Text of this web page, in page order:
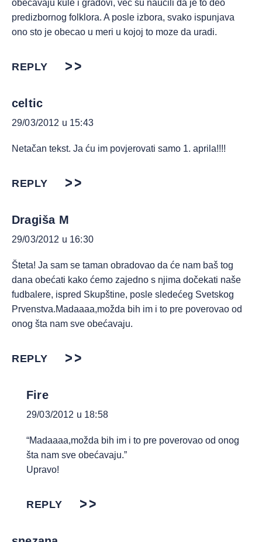
obecavaju kule i gradovi, vec su naucili da je to deo
predizbornog folklora. A posle izbora, svako ispunjava
ono sto je obecao u meri u kojoj to moze da uradi.
REPLY
celtic
29/03/2012 u 15:43
Netačan tekst. Ja ću im povjerovati samo 1. aprila!!!!
REPLY
Dragiša M
29/03/2012 u 16:30
Šteta! Ja sam se taman obradovao da će nam baš tog
dana obećati kako ćemo zajedno s njima dočekati naše
fudbalere, ispred Skupštine, posle sledećeg Svetskog
Prvenstva.Madaaaa,možda bih im i to pre poverovao od
onog šta nam sve obećavaju.
REPLY
Fire
29/03/2012 u 18:58
“Madaaaa,možda bih im i to pre poverovao od onog
šta nam sve obećavaju.”
Upravo!
REPLY